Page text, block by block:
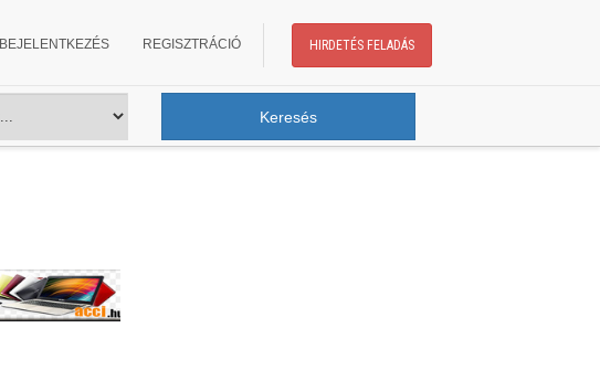
BEJELENTKEZÉS REGISZTRÁCIÓ HIRDETÉS FELADÁS